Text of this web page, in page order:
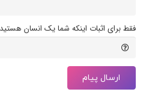
فقط برای اثبات اینکه شما یک انسان
ارسال پیام